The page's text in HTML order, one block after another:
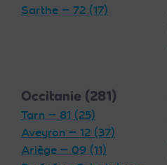
Sarthe — 72 (17)
Occitanie (281)
Tarn — 81 (25)
Aveyron — 12 (37)
Ariège — 09 (11)